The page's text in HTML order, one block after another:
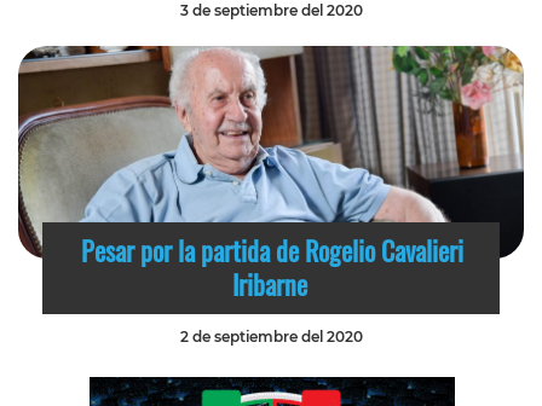
3 de septiembre del 2020
Pesar por la partida de Rogelio Cavalieri
Iribarne
2 de septiembre del 2020